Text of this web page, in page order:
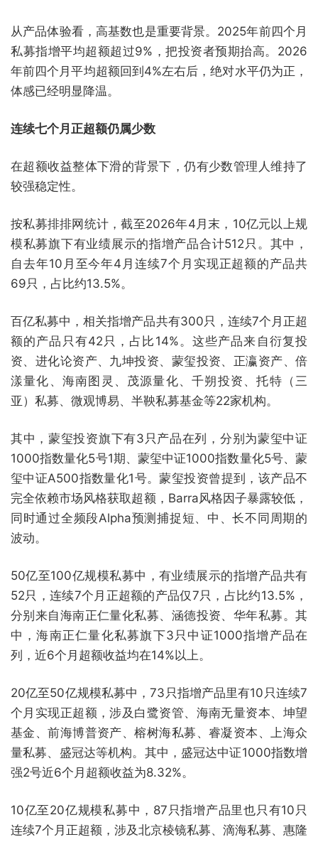
从产品体验看，高基数也是重要背景。2025年前四个月
私募指增平均超额超过9%，把投资者预期抬高。2026
年前四个月平均超额回到4%左右后，绝对水平仍为正，
体感已经明显降温。
连续七个月正超额仍属少数
在超额收益整体下滑的背景下，仍有少数管理人维持了
较强稳定性。
按私募排排网统计，截至2026年4月末，10亿元以上规
模私募旗下有业绩展示的指增产品合计512只。其中，
自去年10月至今年4月连续7个月实现正超额的产品共
69只，占比约13.5%。
百亿私募中，相关指增产品共有300只，连续7个月正超
额的产品只有42只，占比14%。这些产品来自衍复投
资、进化论资产、九坤投资、蒙玺投资、正瀛资产、倍
漾量化、海南图灵、茂源量化、千朔投资、托特（三
亚）私募、微观博易、半鞅私募基金等22家机构。
其中，蒙玺投资旗下有3只产品在列，分别为蒙玺中证
1000指数量化5号1期、蒙玺中证1000指数量化5号、蒙
玺中证A500指数量化1号。蒙玺投资曾提到，该产品不
完全依赖市场风格获取超额，Barra风格因子暴露较低，
同时通过全频段Alpha预测捕捉短、中、长不同周期的
波动。
50亿至100亿规模私募中，有业绩展示的指增产品共有
52只，连续7个月正超额的产品仅7只，占比约13.5%，
分别来自海南正仁量化私募、涵德投资、华年私募。其
中，海南正仁量化私募旗下3只中证1000指增产品在
列，近6个月超额收益均在14%以上。
20亿至50亿规模私募中，73只指增产品里有10只连续7
个月实现正超额，涉及白鹭资管、海南无量资本、坤望
基金、前海博普资产、榕树海私募、睿凝资本、上海众
量私募、盛冠达等机构。其中，盛冠达中证1000指数增
强2号近6个月超额收益为8.32%。
10亿至20亿规模私募中，87只指增产品里也只有10只
连续7个月正超额，涉及北京棱镜私募、滴海私募、惠隆